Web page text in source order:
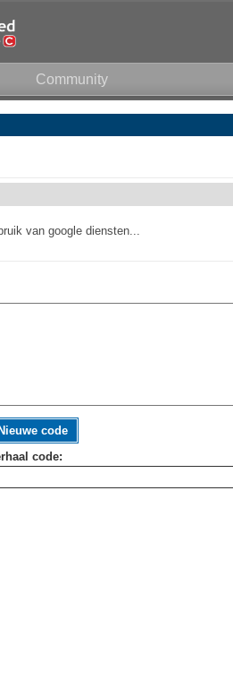
Community
van google diensten...
Nieuwe code
code: